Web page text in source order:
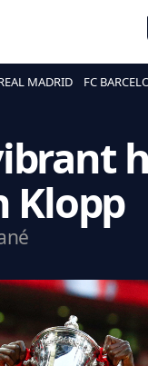
MADRID FC
Klopp